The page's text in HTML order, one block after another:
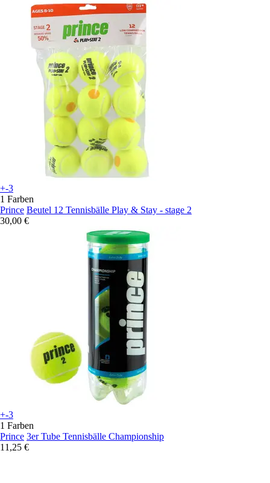
+-3
1 Farben
Prince Beutel 12 Tennisbälle Play & Stay - stage 2
30,00 €
+-3
1 Farben
Prince 3er Tube Tennisbälle Championship
11,25 €